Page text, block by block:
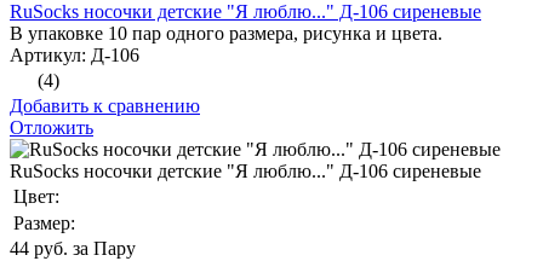
RuSocks носочки детские "Я люблю..." Д-106 сиреневые
В упаковке 10 пар одного размера, рисунка и цвета.
Артикул: Д-106
(4)
Добавить к сравнению
Отложить
RuSocks носочки детские "Я люблю..." Д-106 сиреневые
Цвет:
Размер:
44 руб. за Пару